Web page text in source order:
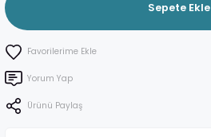
Sepete Ekle
Yorum Yap
Ürünü Paylaş